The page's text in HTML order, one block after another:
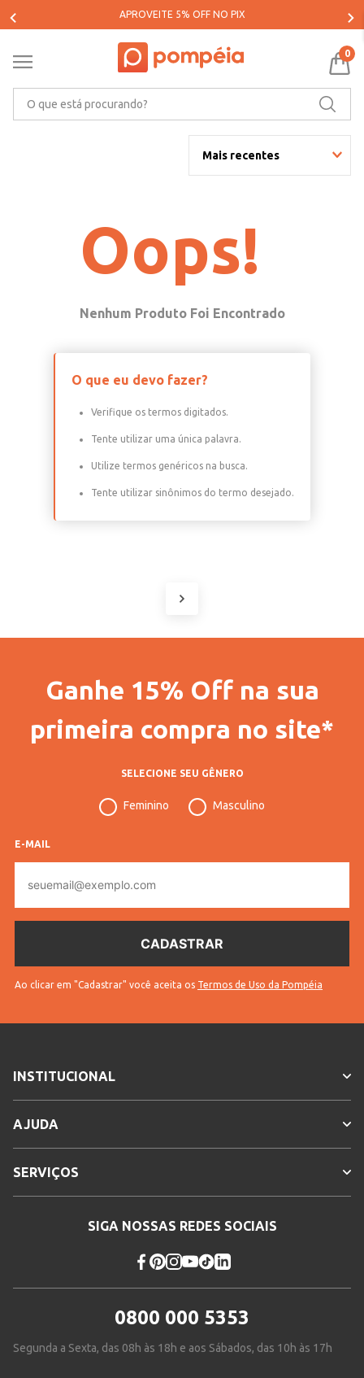
APROVEITE 5% OFF NO PIX
0
Mais recentes
Oops!
O que eu devo fazer?
Verifique os termos digitados.
Tente utilizar uma única palavra.
Utilize termos genéricos na busca.
Tente utilizar sinônimos do termo desejado.
Ganhe 15% Off na sua
primeira compra no site*
SELECIONE SEU GÊNERO
Feminino Masculino
E-MAIL
mail
Ao clicar em "Cadastrar" você aceita os Termos de Uso da Pompéia
INSTITUCIONAL
AJUDA
SERVIÇOS
SIGA NOSSAS REDES SOCIAIS
0800 000 5353
Segunda a Sexta, das 08h às 18h e aos Sábados, das 10h às 17h